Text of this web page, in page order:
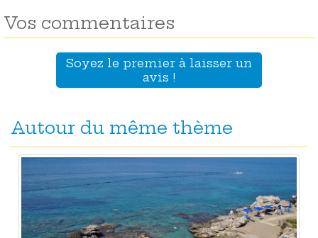
Vos commentaires
Soyez le premier à laisser un
avis !
Autour du même thème